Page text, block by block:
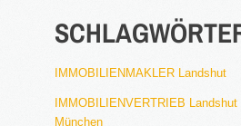
IMMOBILIENMAKLER Landshut
IMMOBILIENVERTRIEB Landshut |
München